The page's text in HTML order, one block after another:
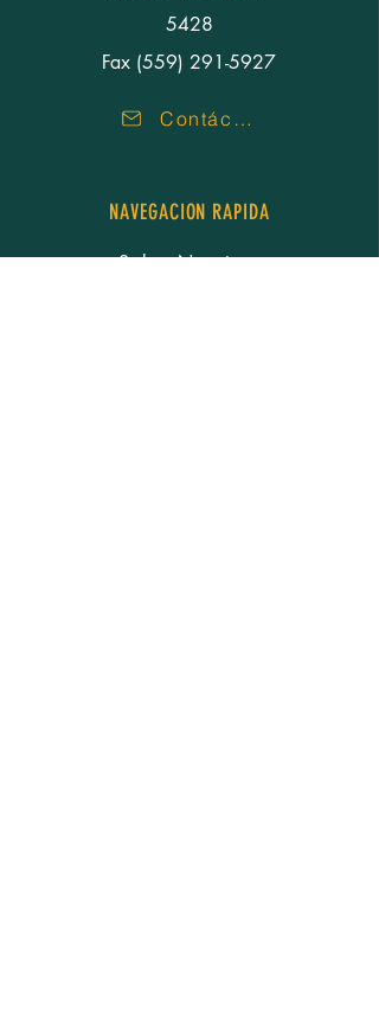
5428
Fax (559) 291-5927
Contáctenos
NAVEGACION RAPIDA
Sobre Nosotros